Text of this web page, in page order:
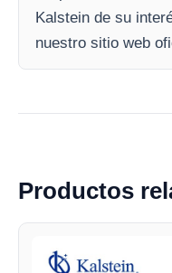
Kalstein de su
nuestro sitio web
Productos